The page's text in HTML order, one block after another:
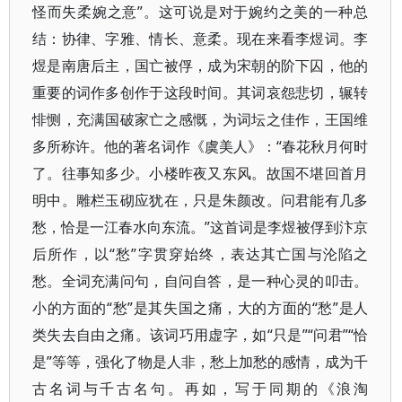
怪而失柔婉之意”。这可说是对于婉约之美的一种总
结：协律、字雅、情长、意柔。现在来看李煜词。李
煜是南唐后主，国亡被俘，成为宋朝的阶下囚，他的
重要的词作多创作于这段时间。其词哀怨悲切，辗转
悱恻，充满国破家亡之感慨，为词坛之佳作，王国维
多所称许。他的著名词作《虞美人》：“春花秋月何时
了。往事知多少。小楼昨夜又东风。故国不堪回首月
明中。雕栏玉砌应犹在，只是朱颜改。问君能有几多
愁，恰是一江春水向东流。”这首词是李煜被俘到汴京
后所作，以“愁”字贯穿始终，表达其亡国与沦陷之
愁。全词充满问句，自问自答，是一种心灵的叩击。
小的方面的“愁”是其失国之痛，大的方面的“愁”是人
类失去自由之痛。该词巧用虚字，如“只是”“问君”“恰
是”等等，强化了物是人非，愁上加愁的感情，成为千
古名词与千古名句。再如，写于同期的《浪淘